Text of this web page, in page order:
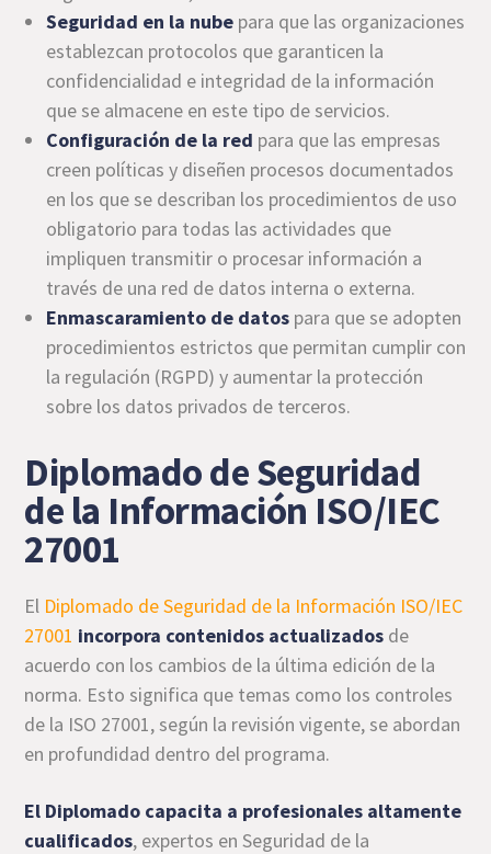
Seguridad en la nube para que las organizaciones
establezcan protocolos que garanticen la
confidencialidad e integridad de la información
que se almacene en este tipo de servicios.
Configuración de la red para que las empresas
creen políticas y diseñen procesos documentados
en los que se describan los procedimientos de uso
obligatorio para todas las actividades que
impliquen transmitir o procesar información a
través de una red de datos interna o externa.
Enmascaramiento de datos para que se adopten
procedimientos estrictos que permitan cumplir con
la regulación (RGPD) y aumentar la protección
sobre los datos privados de terceros.
Diplomado de Seguridad
de la Información ISO/IEC
27001
El Diplomado de Seguridad de la Información ISO/IEC
27001 incorpora contenidos actualizados de
acuerdo con los cambios de la última edición de la
norma. Esto significa que temas como los controles
de la ISO 27001, según la revisión vigente, se abordan
en profundidad dentro del programa.
El Diplomado capacita a profesionales altamente
cualificados, expertos en Seguridad de la